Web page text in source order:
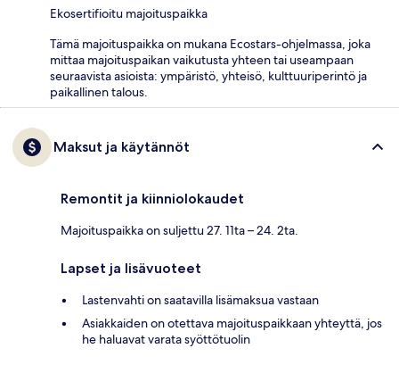
Ekosertifioitu majoituspaikka
Tämä majoituspaikka on mukana Ecostars-ohjelmassa, joka
mittaa majoituspaikan vaikutusta yhteen tai useampaan
seuraavista asioista: ympäristö, yhteisö, kulttuuriperintö ja
paikallinen talous.
Maksut ja käytännöt
Remontit ja kiinniolokaudet
Majoituspaikka on suljettu 27. 11ta – 24. 2ta.
Lapset ja lisävuoteet
Lastenvahti on saatavilla lisämaksua vastaan
Asiakkaiden on otettava majoituspaikkaan yhteyttä, jos
he haluavat varata syöttötuolin